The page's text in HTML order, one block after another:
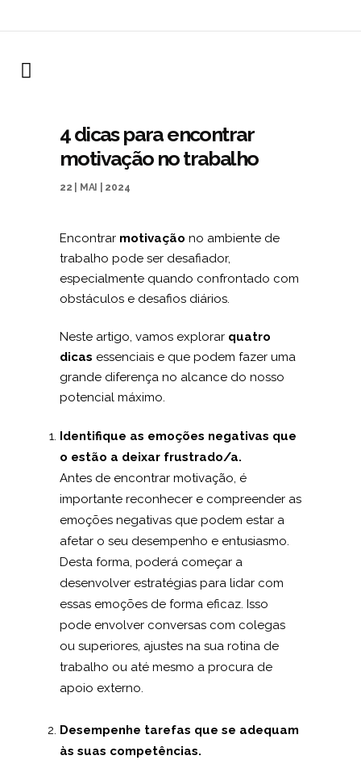
4 dicas para encontrar
motivação no trabalho
22 | MAI | 2024
Encontrar motivação no ambiente de
trabalho pode ser desafiador,
especialmente quando confrontado com
obstáculos e desafios diários.
Neste artigo, vamos explorar quatro
dicas essenciais e que podem fazer uma
grande diferença no alcance do nosso
potencial máximo.
Identifique as emoções negativas que
o estão a deixar frustrado/a.
Antes de encontrar motivação, é
importante reconhecer e compreender as
emoções negativas que podem estar a
afetar o seu desempenho e entusiasmo.
Desta forma, poderá começar a
desenvolver estratégias para lidar com
essas emoções de forma eficaz. Isso
pode envolver conversas com colegas
ou superiores, ajustes na sua rotina de
trabalho ou até mesmo a procura de
apoio externo.
Desempenhe tarefas que se adequam
às suas competências.